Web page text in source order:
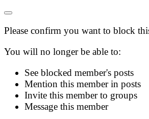
Please confirm you want to block
You will no longer be able to:
See blocked member's posts
Mention this member in posts
Invite this member to groups
Message this member